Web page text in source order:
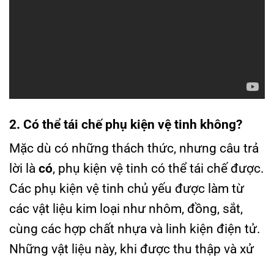
2. Có thể tái chế phụ kiện vệ tinh không?
Mặc dù có những thách thức, nhưng câu trả
lời là có, phụ kiện vệ tinh có thể tái chế được.
Các phụ kiện vệ tinh chủ yếu được làm từ
các vật liệu kim loại như nhôm, đồng, sắt,
cùng các hợp chất nhựa và linh kiện điện tử.
Những vật liệu này, khi được thu thập và xử